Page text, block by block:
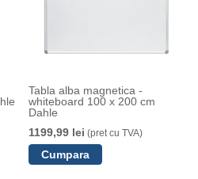
Tabla alba magnetica -
whiteboard 100 x 200 cm
Dahle
1199,99 lei (pret cu TVA)